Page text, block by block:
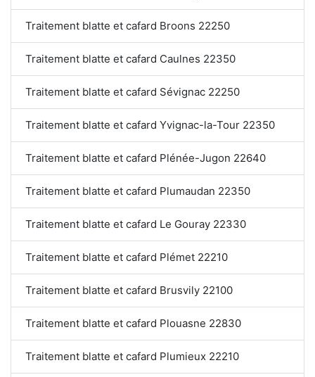
Traitement blatte et cafard Broons 22250
Traitement blatte et cafard Caulnes 22350
Traitement blatte et cafard Sévignac 22250
Traitement blatte et cafard Yvignac-la-Tour 22350
Traitement blatte et cafard Plénée-Jugon 22640
Traitement blatte et cafard Plumaudan 22350
Traitement blatte et cafard Le Gouray 22330
Traitement blatte et cafard Plémet 22210
Traitement blatte et cafard Brusvily 22100
Traitement blatte et cafard Plouasne 22830
Traitement blatte et cafard Plumieux 22210